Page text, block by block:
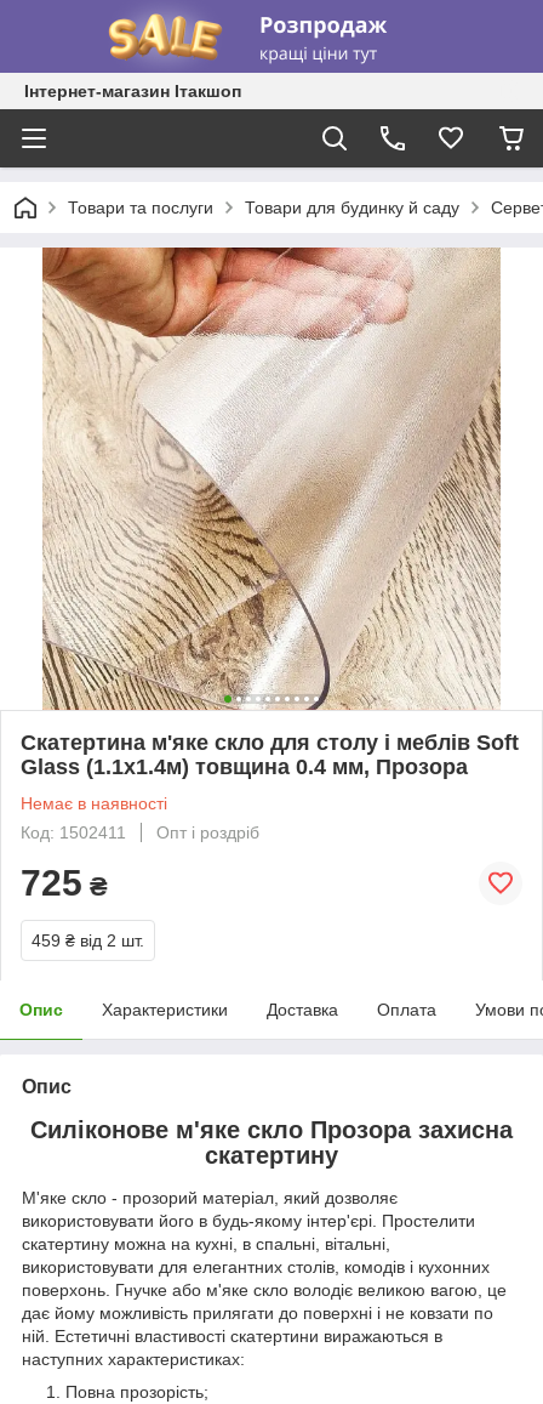
Інтернет-магазин Ітакшоп
Товари та послуги Товари для будинку й саду
Скатертина м'яке скло для столу і меблів Soft
Glass (1.1х1.4м) товщина 0.4 мм, Прозора
Немає в наявності
Код: 1502411
Опт і роздріб
725 ₴
459 ₴ від 2 шт.
Опис Характеристики Доставка Оплата Умови
Опис
Силіконове м'яке скло Прозора захисна
скатертину
М'яке скло - прозорий матеріал, який дозволяє
використовувати його в будь-якому інтер'єрі. Простелити
скатертину можна на кухні, в спальні, вітальні,
використовувати для елегантних столів, комодів і кухонних
поверхонь. Гнучке або м'яке скло володіє великою вагою, це
дає йому можливість прилягати до поверхні і не ковзати по
ній. Естетичні властивості скатертини виражаються в
наступних характеристиках:
Повна прозорість;